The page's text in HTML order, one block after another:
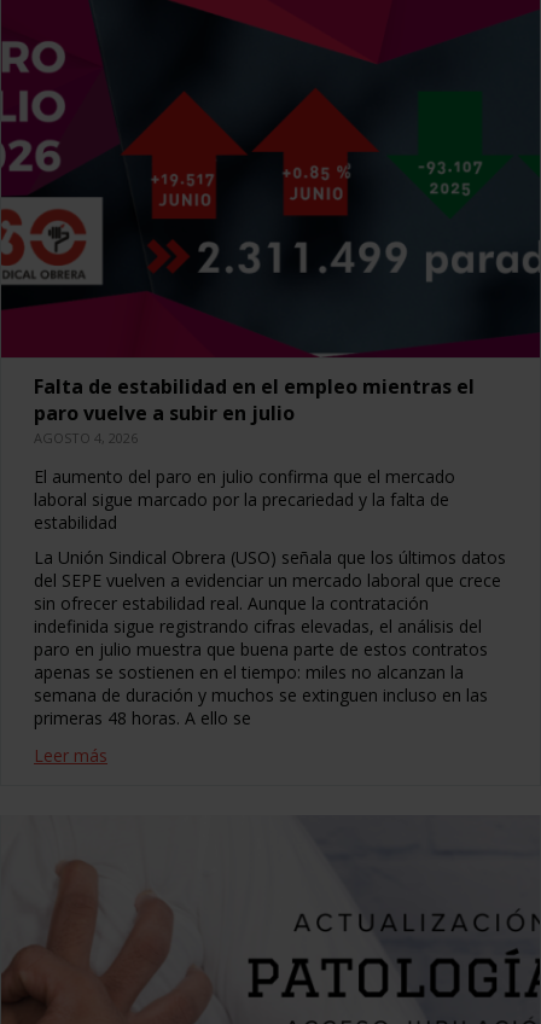
Falta de estabilidad en el empleo mientras el
paro vuelve a subir en julio
AGOSTO 4, 2026
El aumento del paro en julio confirma que el mercado
laboral sigue marcado por la precariedad y la falta de
estabilidad
La Unión Sindical Obrera (USO) señala que los últimos datos
del SEPE vuelven a evidenciar un mercado laboral que crece
sin ofrecer estabilidad real. Aunque la contratación
indefinida sigue registrando cifras elevadas, el análisis del
paro en julio muestra que buena parte de estos contratos
apenas se sostienen en el tiempo: miles no alcanzan la
semana de duración y muchos se extinguen incluso en las
primeras 48 horas. A ello se
Leer más